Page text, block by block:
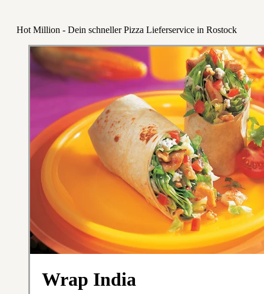
Hot Million - Dein schneller Pizza Lieferservice in Rostock
Wrap India